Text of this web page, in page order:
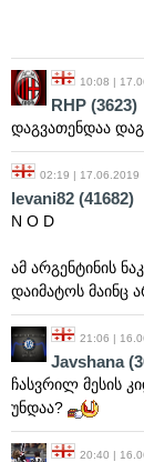
10:08 |
RHP (3623)
დაგვათენდაა
02:19 | 17.06.2019
levani82 (41682)
N O D
ამ არგენტინის
დაიმატოს მაინც
21:06 |
Javshana
ჩასვრილ მესის
უნდაა?
20:40 |